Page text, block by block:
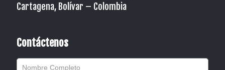
Cartagena, Bolívar – Colombia
Contáctenos